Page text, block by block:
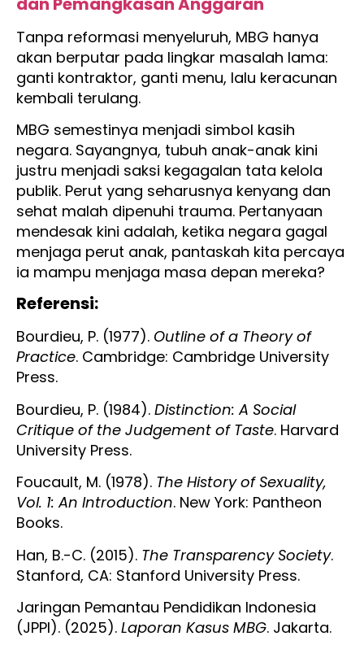
Tanpa reformasi menyeluruh, MBG hanya
akan berputar pada lingkar masalah lama:
ganti kontraktor, ganti menu, lalu keracunan
kembali terulang.
MBG semestinya menjadi simbol kasih
negara. Sayangnya, tubuh anak-anak kini
justru menjadi saksi kegagalan tata kelola
publik. Perut yang seharusnya kenyang dan
sehat malah dipenuhi trauma. Pertanyaan
mendesak kini adalah, ketika negara gagal
menjaga perut anak, pantaskah kita percaya
ia mampu menjaga masa depan mereka?
Referensi:
Bourdieu, P. (1977). Outline of a Theory of
Practice. Cambridge: Cambridge University
Press.
Bourdieu, P. (1984). Distinction: A Social
Critique of the Judgement of Taste. Harvard
University Press.
Foucault, M. (1978). The History of Sexuality,
Vol. 1: An Introduction. New York: Pantheon
Books.
Han, B.-C. (2015). The Transparency Society.
Stanford, CA: Stanford University Press.
Jaringan Pemantau Pendidikan Indonesia
(JPPI). (2025). Laporan Kasus MBG. Jakarta.